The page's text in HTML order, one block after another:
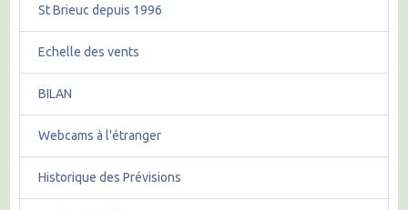
St Brieuc depuis 1996
Echelle des vents
BILAN
Webcams à l'étranger
Historique des Prévisions